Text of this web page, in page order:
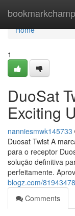
bookmarkchamp
Home
Home
1
DuoSat
Exciting
nanniesmwk145733
Duosat Twist A
para o receptor
solução definitiva
perfeitamente.
blogz.com/
Comments